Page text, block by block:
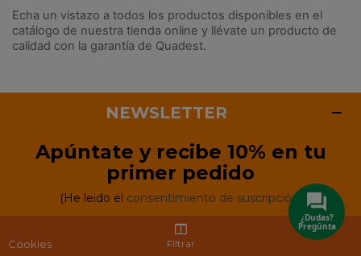
Echa un vistazo a todos los productos disponibles en el
catálogo de nuestra tienda online y llévate un producto de
calidad con la garantía de Quadest.
NEWSLETTER
Apúntate y recibe 10% en tu
primer pedido
(He leido el consentimiento de suscripción)
Filtrar
Cookies
¿Dudas?
Pregúnta